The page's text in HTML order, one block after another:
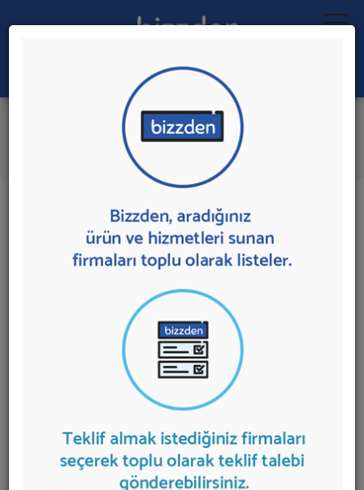
Ara:
AdWords Danışmanlığı
İlk 5 Firmadan Teklif İste
19 sonuç bulundu.
AdWords Danışmanlığısunan firmalar aşağıda
listelenmektedir.AdWords Danışmanlığı
için listeden seçim yapıp ya da "İlk 5 Firmadan Teklif İste"
kısmından toplu olarak teklif talebinizi firmalara
aktarabilirsiniz.